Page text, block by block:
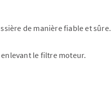
de manière fiable et sûre.
le filtre moteur.